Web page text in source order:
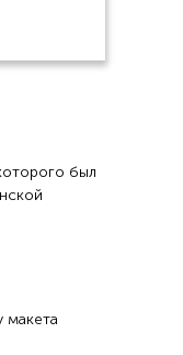
был
макета